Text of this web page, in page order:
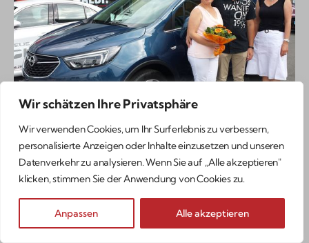
Wir schätzen Ihre Privatsphäre
Wir verwenden Cookies, um Ihr Surferlebnis zu verbessern,
personalisierte Anzeigen oder Inhalte einzusetzen und unseren
Datenverkehr zu analysieren. Wenn Sie auf „Alle akzeptieren"
klicken, stimmen Sie der Anwendung von Cookies zu.
Anpassen Alle akzeptieren